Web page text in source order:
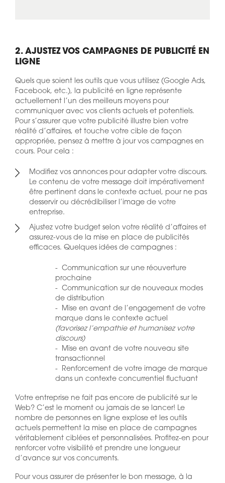
2. AJUSTEZ VOS CAMPAGNES DE PUBLICITÉ EN
LIGNE
Quels que soient les outils que vous utilisez (Google Ads,
Facebook, etc.), la publicité en ligne représente
actuellement l’un des meilleurs moyens pour
communiquer avec vos clients actuels et potentiels.
Pour s’assurer que votre publicité illustre bien votre
réalité d’affaires, et touche votre cible de façon
appropriée, pensez à mettre à jour vos campagnes en
cours. Pour cela :
Modifiez vos annonces pour adapter votre discours.
Le contenu de votre message doit impérativement
être pertinent dans le contexte actuel, pour ne pas
desservir ou décrédibiliser l’image de votre
entreprise.
Ajustez votre budget selon votre réalité d’affaires et
assurez-vous de la mise en place de publicités
efficaces. Quelques idées de campagnes :
- Communication sur une réouverture
prochaine
- Communication sur de nouveaux modes
de distribution
- Mise en avant de l’engagement de votre
marque dans le contexte actuel
(favorisez l’empathie et humanisez votre
discours)
- Mise en avant de votre nouveau site
transactionnel
- Renforcement de votre image de marque
dans un contexte concurrentiel fluctuant
Votre entreprise ne fait pas encore de publicité sur le
Web? C’est le moment ou jamais de se lancer! Le
nombre de personnes en ligne explose et les outils
actuels permettent la mise en place de campagnes
véritablement ciblées et personnalisées. Profitez-en pour
renforcer votre visibilité et prendre une longueur
d’avance sur vos concurrents.
Pour vous assurer de présenter le bon message, à la